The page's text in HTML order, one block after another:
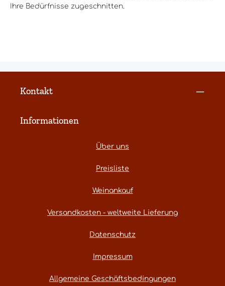
Ihre Bedürfnisse zugeschnitten.
Kontakt
Informationen
Über uns
Preisliste
Weinankauf
Versandkosten - weltweite Lieferung
Datenschutz
Impressum
Allgemeine Geschäftsbedingungen